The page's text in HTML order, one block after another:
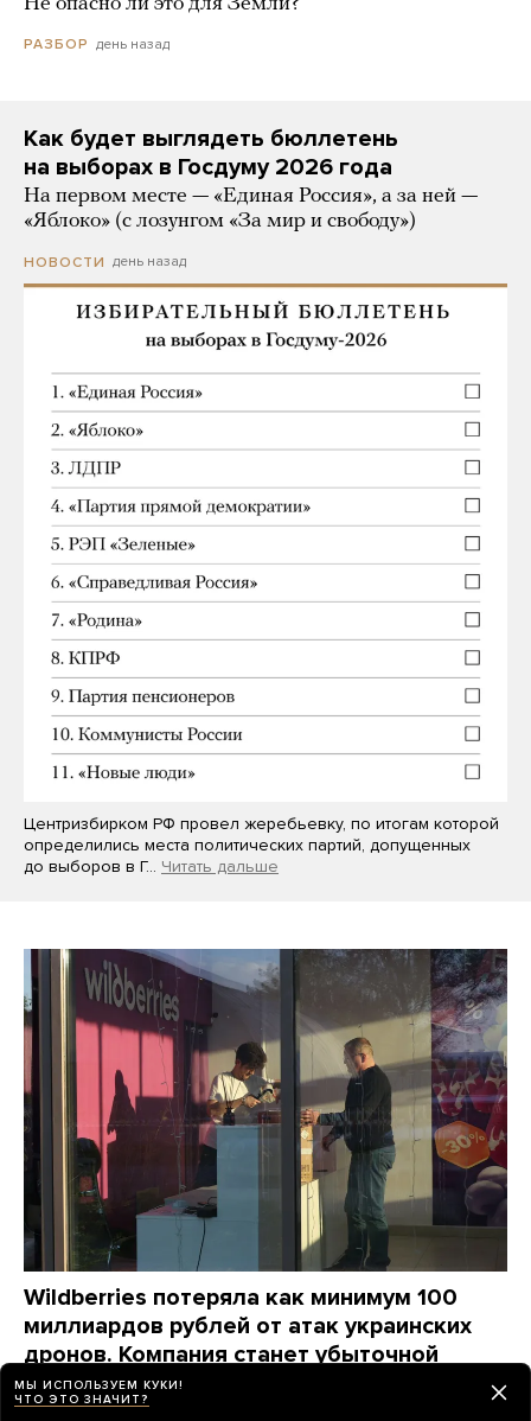
Не опасно ли это для Земли?
РАЗБОР день назад
Как будет выглядеть бюллетень
на выборах в Госдуму 2026 года
На первом месте — «Единая Россия», а за ней —
«Яблоко» (с лозунгом «За мир и свободу»)
НОВОСТИ день назад
Центризбирком РФ провел жеребьевку, по итогам которой
определились места политических партий, допущенных
до выборов в Г… Читать дальше
Wildberries потеряла как минимум 100
миллиардов рублей от атак украинских
дронов. Компания станет убыточной
на годы, ей придется «переизобретать
себя заново», пишет The Bell
МЫ ИСПОЛЬЗУЕМ КУКИ!
ЧТО ЭТО ЗНАЧИТ?